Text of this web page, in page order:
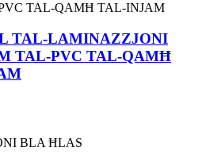
TAL-LAMINAZZJONI
TAL-PVC TAL-QAMĦ
BLA ĦLAS